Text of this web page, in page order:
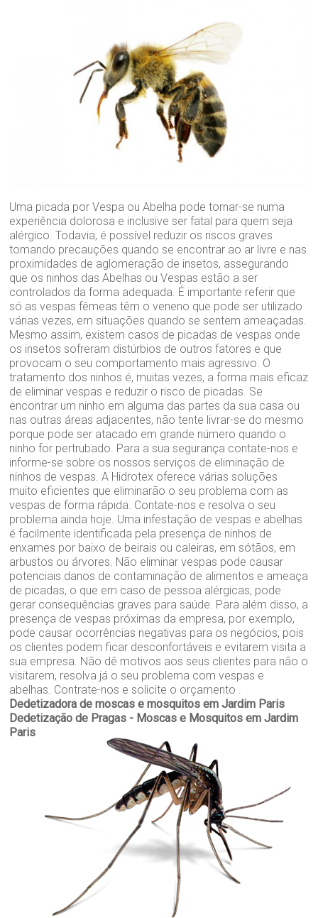
Uma picada por Vespa ou Abelha pode tornar-se numa
experiência dolorosa e inclusive ser fatal para quem seja
alérgico. Todavia, é possível reduzir os riscos graves
tomando precauções quando se encontrar ao ar livre e nas
proximidades de aglomeração de insetos, assegurando
que os ninhos das Abelhas ou Vespas estão a ser
controlados da forma adequada. É importante referir que
só as vespas fêmeas têm o veneno que pode ser utilizado
várias vezes, em situações quando se sentem ameaçadas.
Mesmo assim, existem casos de picadas de vespas onde
os insetos sofreram distúrbios de outros fatores e que
provocam o seu comportamento mais agressivo. O
tratamento dos ninhos é, muitas vezes, a forma mais eficaz
de eliminar vespas e reduzir o risco de picadas. Se
encontrar um ninho em alguma das partes da sua casa ou
nas outras áreas adjacentes, não tente livrar-se do mesmo
porque pode ser atacado em grande número quando o
ninho for pertrubado. Para a sua segurança contate-nos e
informe-se sobre os nossos serviços de eliminação de
ninhos de vespas. A Hidrotex oferece várias soluções
muito eficientes que eliminarão o seu problema com as
vespas de forma rápida. Contate-nos e resolva o seu
problema ainda hoje. Uma infestação de vespas e abelhas
é facilmente identificada pela presença de ninhos de
enxames por baixo de beirais ou caleiras, em sótãos, em
arbustos ou árvores. Não eliminar vespas pode causar
potenciais danos de contaminação de alimentos e ameaça
de picadas, o que em caso de pessoa alérgicas, pode
gerar consequências graves para saúde. Para além disso, a
presença de vespas próximas da empresa, por exemplo,
pode causar ocorrências negativas para os negócios, pois
os clientes podem ficar desconfortáveis e evitarem visita a
sua empresa. Não dê motivos aos seus clientes para não o
visitarem, resolva já o seu problema com vespas e
abelhas. Contrate-nos e solicite o orçamento .
Dedetizadora de moscas e mosquitos em Jardim Paris
Dedetização de Pragas - Moscas e Mosquitos em Jardim
Paris